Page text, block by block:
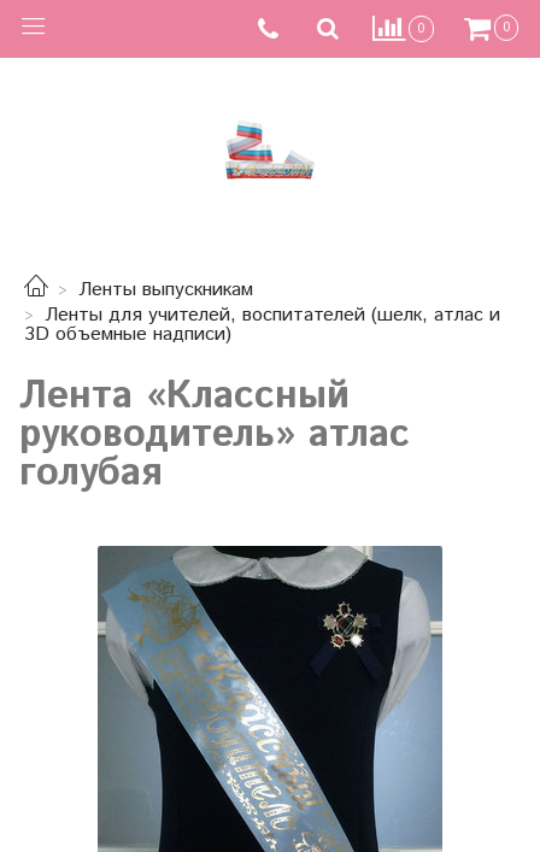
0 0
Ленты выпускникам
Ленты для учителей, воспитателей (шелк, атлас и
3D объемные надписи)
Лента «Классный
руководитель» атлас
голубая